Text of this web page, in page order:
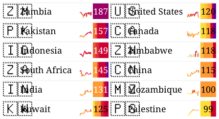
🇿🇲 187
Zambia
🇵🇰 157
Pakistan
🇮🇩 149
Indonesia
🇿🇦 145
South Africa
🇮🇳 131
India
🇰🇼 125
Kuwait
🇺🇸 120
United States
🇨🇦 118
Canada
🇿🇼 118
Zimbabwe
🇨🇳 115
China
🇲🇿 100
Mozambique
🇵🇸 99
Palestine